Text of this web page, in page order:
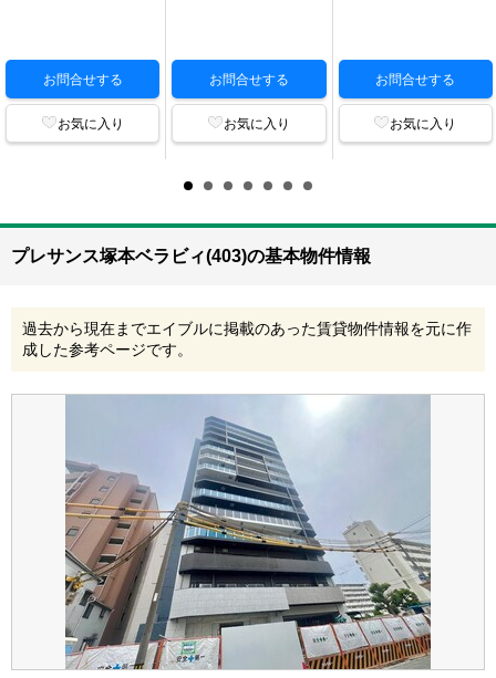
お問合せする
お気に入り
お問合せする
お気に入り
お問合せする
お気に入り
プレサンス塚本ベラビィ(403)の基本物件情報
過去から現在までエイブルに掲載のあった賃貸物件情報を元に作
成した参考ページです。